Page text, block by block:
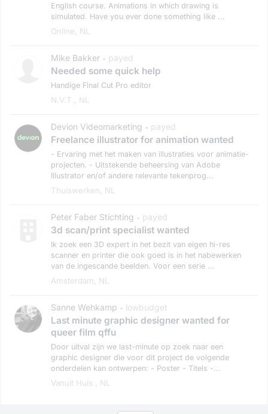
English course. Animations in which drawing is
simulated. Have you ever done something like ...
Online, NL
Mike Bakker • payed
Needed some quick help
Handige Final Cut Pro editor
N.v.t., NL
Devion Videomarketing • payed
Freelance illustrator for animation wanted
- Ervaring met het maken van illustraties voor animatie-
projecten. - Uitstekende beheersing van Adobe
Illustrator en/of andere relevante tekenprog...
Thuiswerken, NL
Peter Faber Stichting • payed
3d scan/print specialist wanted
Ik zoek een 3D expert in het bezit van eigen hi-res
scanner en printer die ook goed is in het nabewerken
van de ingescande beelden. Voor een serie ...
Amsterdam, NL
Sanne Wehkamp • lowbudget
Last minute graphic designer wanted for
queer film qffu
Door uitval zijn we last-minute op zoek naar een
graphic designer die voor dit project de volgende
onderdelen kan ontwerpen: - Poster - Titels -...
Vanuit Huis , NL